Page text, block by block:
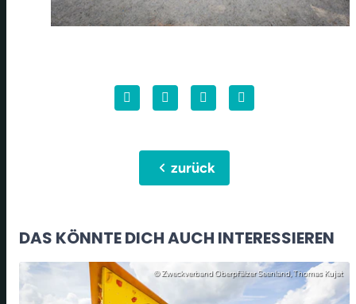
chevron_leftzurück
DAS KÖNNTE DICH AUCH INTERESSIEREN
© Zweckverband Oberpfälzer Seenland, Thomas Kujat